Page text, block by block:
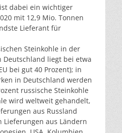
dabei ein wichtiger
mit 12,9 Mio. Tonnen
Lieferant für
Steinkohle in der
Deutschland liegt bei etwa
bei gut 40 Prozent); in
in Deutschland werden
russische Steinkohle
wird weltweit gehandelt,
aus Russland
Lieferungen aus Ländern